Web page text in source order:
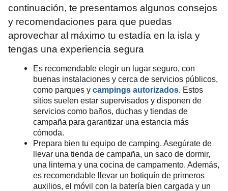
continuación, te presentamos algunos consejos
y recomendaciones para que puedas
aprovechar al máximo tu estadía en la isla y
tengas una experiencia segura
Es recomendable elegir un lugar seguro, con
buenas instalaciones y cerca de servicios públicos,
como parques y campings autorizados. Estos
sitios suelen estar supervisados y disponen de
servicios como baños, duchas y tiendas de
campaña para garantizar una estancia más
cómoda.
Prepara bien tu equipo de camping. Asegúrate de
llevar una tienda de campaña, un saco de dormir,
una linterna y una cocina de campamento. Además,
es recomendable llevar un botiquín de primeros
auxilios, el móvil con la batería bien cargada y un